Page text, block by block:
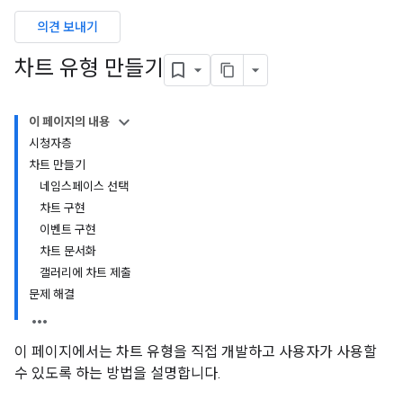
의견 보내기
차트 유형 만들기
이 페이지의 내용
시청자층
차트 만들기
네임스페이스 선택
차트 구현
이벤트 구현
차트 문서화
갤러리에 차트 제출
문제 해결
이 페이지에서는 차트 유형을 직접 개발하고 사용자가 사용할
수 있도록 하는 방법을 설명합니다.